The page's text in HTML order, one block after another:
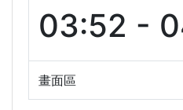
03:52 -
畫面區